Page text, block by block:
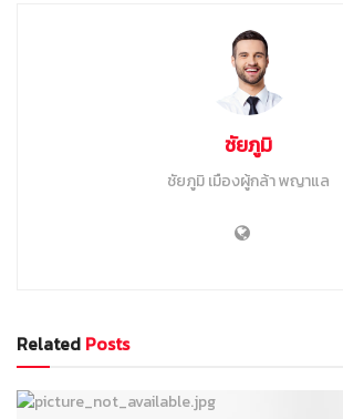
ชัยภูมิ
ชัยภูมิ เมืองผู้กล้า พญาแล
Related Posts